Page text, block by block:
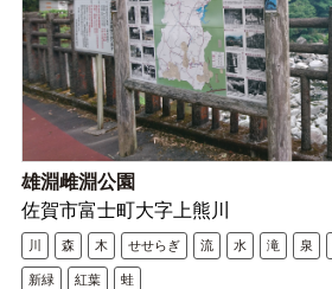
雄淵雌淵公園
佐賀市富士町大字上熊川
川 森 木 せせらぎ 流 水 滝 泉
新緑 紅葉 蛙